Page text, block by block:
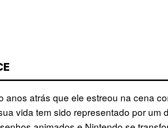
anos atrás que ele estreou na cena
vida tem sido representado por um